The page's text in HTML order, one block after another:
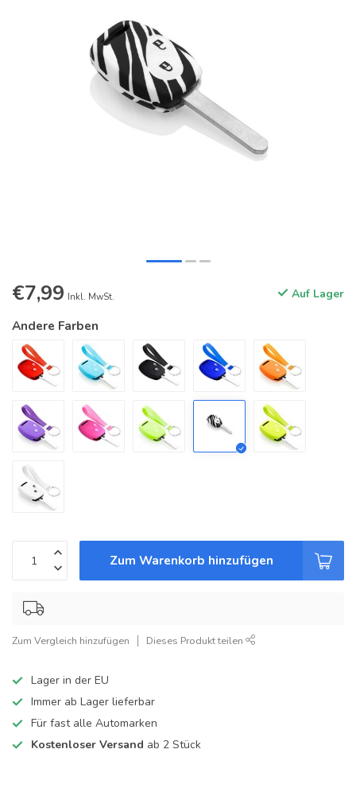
€7,99 Inkl. MwSt. Auf Lager
Andere Farben
Zum Warenkorb hinzufügen
Zum Vergleich hinzufügen Dieses Produkt teilen
Lager in der EU
Immer ab Lager lieferbar
Für fast alle Automarken
Kostenloser Versand ab 2 Stück